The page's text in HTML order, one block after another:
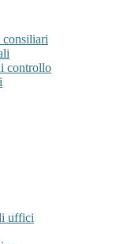
controllo
uffici